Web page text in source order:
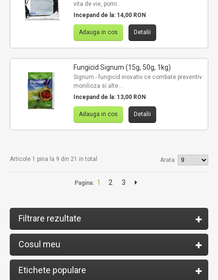
vita de vie, pomi...
Incepand de la: 14,00 RON
Adauga in cos Detalii
Fungicid Signum (15g, 50g, 1kg)
Signum - fungicid inovativ ce combate preventiv
monilioza si alte...
Incepand de la: 13,00 RON
Adauga in cos Detalii
Articole 1 pina la 9 din 21 in total Arata
Pagina: 1 2 3
Filtrare rezultate
Cosul meu
Etichete populare